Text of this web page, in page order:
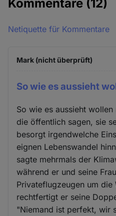
Kommentare (12)
Netiquette für Kommentare
Mark (nicht überprüft)
So wie es aussieht
So wie es aussieht
die öffentlich sagen, sie
besorgt irgendwelche
eignen Lebenswandel
sagte mehrmals der
während er und seine
Privateflugzeugen um die
rechtfertigt er seine
"Niemand ist perfekt, wir